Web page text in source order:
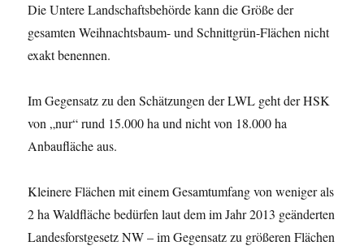
Die Untere Landschaftsbehörde kann die Größe der
gesamten Weihnachtsbaum- und Schnittgrün-Flächen nicht
exakt benennen.
Im Gegensatz zu den Schätzungen der LWL geht der HSK
von „nur“ rund 15.000 ha und nicht von 18.000 ha
Anbaufläche aus.
Kleinere Flächen mit einem Gesamtumfang von weniger als
2 ha Waldfläche bedürfen laut dem im Jahr 2013 geänderten
Landesforstgesetz NW – im Gegensatz zu größeren Flächen